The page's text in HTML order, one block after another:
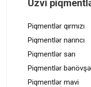
Üzvi
Piqmentlər qırmızı
Piqmentlər narıncı
Piqmentlər sarı
Piqmentlər
Piqmentlər mavi